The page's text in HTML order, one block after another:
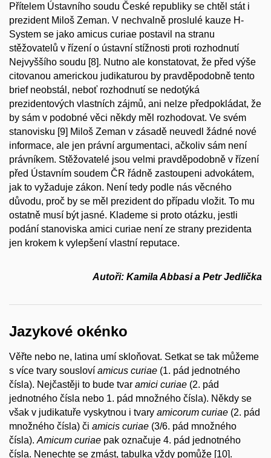
Přítelem Ústavního soudu České republiky se chtěl stát i
prezident Miloš Zeman. V nechvalně proslulé kauze H-
System se jako amicus curiae postavil na stranu
stěžovatelů v řízení o ústavní stížnosti proti rozhodnutí
Nejvyššího soudu [8]. Nutno ale konstatovat, že před výše
citovanou americkou judikaturou by pravděpodobně tento
brief neobstál, neboť rozhodnutí se nedotýká
prezidentových vlastních zájmů, ani nelze předpokládat, že
by sám v podobné věci někdy měl rozhodovat. Ve svém
stanovisku [9] Miloš Zeman v zásadě neuvedl žádné nové
informace, ale jen právní argumentaci, ačkoliv sám není
právníkem. Stěžovatelé jsou velmi pravděpodobně v řízení
před Ústavním soudem ČR řádně zastoupeni advokátem,
jak to vyžaduje zákon. Není tedy podle nás věcného
důvodu, proč by se měl prezident do případu vložit. To mu
ostatně musí být jasné. Klademe si proto otázku, jestli
podání stanoviska amici curiae není ze strany prezidenta
jen krokem k vylepšení vlastní reputace.
Autoři: Kamila Abbasi a Petr Jedlička
Jazykové okénko
Věřte nebo ne, latina umí skloňovat. Setkat se tak můžeme
s více tvary sousloví amicus curiae (1. pád jednotného
čísla). Nejčastěji to bude tvar amici curiae (2. pád
jednotného čísla nebo 1. pád množného čísla). Někdy se
však v judikatuře vyskytnou i tvary amicorum curiae (2. pád
množného čísla) či amicis curiae (3/6. pád množného
čísla). Amicum curiae pak označuje 4. pád jednotného
čísla. Nenechte se zmást, tabulka vždy pomůže [10].